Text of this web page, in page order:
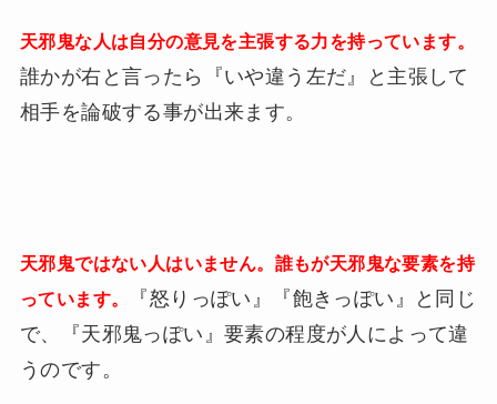
天邪鬼な人は自分の意見を主張する力を持っています。
誰かが右と言ったら『いや違う左だ』と主張して
相手を論破する事が出来ます。
天邪鬼ではない人はいません。誰もが天邪鬼な要素を持
っています。
『怒りっぽい』『飽きっぽい』と同じ
で、『天邪鬼っぽい』要素の程度が人によって違
うのです。